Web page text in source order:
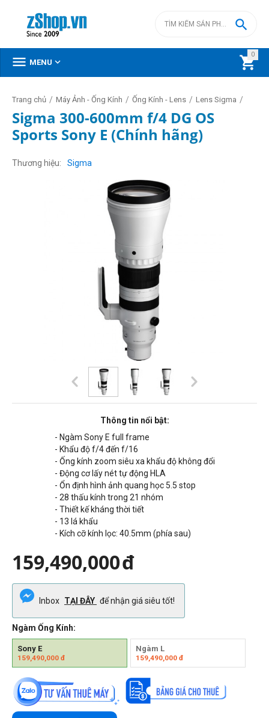
0


 MENU 
Trang chủ / Máy Ảnh - Ống Kính / Ống Kính - Lens / Lens Sigma /
Sigma 300-600mm f/4 DG OS
Sports Sony E (Chính hãng)
Thương hiệu Sigma
Thông tin nổi bật:
- Ngàm Sony E full frame
- Khẩu độ f/4 đến f/16
- Ống kính zoom siêu xa khẩu độ không đổi
- Động cơ lấy nét tự động HLA
- Ổn định hình ảnh quang học 5.5 stop
- 28 thấu kính trong 21 nhóm
- Thiết kế kháng thời tiết
- 13 lá khẩu
- Kích cỡ kính lọc: 40.5mm (phía sau)
159,490,000đ
Inbox TẠI ĐÂY để nhận giá siêu tốt!
Ngàm Ống Kính:
Sony E
159,490,000 đ
Ngàm L
159,490,000đ